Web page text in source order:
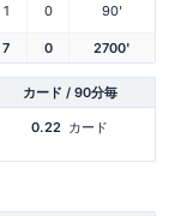
1 0 90'
7 0 2700'
カード / 90分毎
0.22 カード